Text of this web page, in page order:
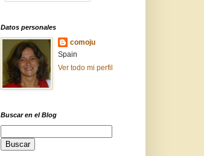
Datos personales
comoju
Spain
Ver todo mi perfil
Buscar en el Blog